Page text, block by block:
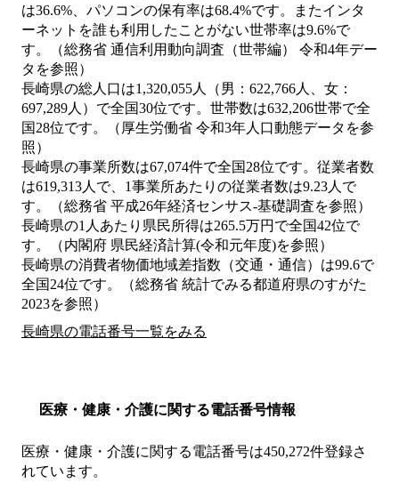
は36.6%、パソコンの保有率は68.4%です。またインタ
ーネットを誰も利用したことがない世帯率は9.6%で
す。（総務省 通信利用動向調査（世帯編） 令和4年デー
タを参照）
長崎県の総人口は1,320,055人（男：622,766人、女：
697,289人）で全国30位です。世帯数は632,206世帯で全
国28位です。（厚生労働省 令和3年人口動態データを参
照）
長崎県の事業所数は67,074件で全国28位です。従業者数
は619,313人で、1事業所あたりの従業者数は9.23人で
す。（総務省 平成26年経済センサス‐基礎調査を参照）
長崎県の1人あたり県民所得は265.5万円で全国42位で
す。（内閣府 県民経済計算(令和元年度)を参照）
長崎県の消費者物価地域差指数（交通・通信）は99.6で
全国24位です。（総務省 統計でみる都道府県のすがた
2023を参照）
長崎県の電話番号一覧をみる
医療・健康・介護に関する電話番号情報
医療・健康・介護に関する電話番号は450,272件登録さ
れています。